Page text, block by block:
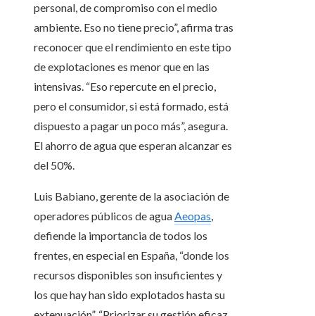
personal, de compromiso con el medio
ambiente. Eso no tiene precio”, afirma tras
reconocer que el rendimiento en este tipo
de explotaciones es menor que en las
intensivas. “Eso repercute en el precio,
pero el consumidor, si está formado, está
dispuesto a pagar un poco más”, asegura.
El ahorro de agua que esperan alcanzar es
del 50%.
Luis Babiano, gerente de la asociación de
operadores públicos de aguaAeopas,
defiende la importancia de todos los
frentes, en especial en España, “donde los
recursos disponibles son insuficientes y
los que hay han sido explotados hasta su